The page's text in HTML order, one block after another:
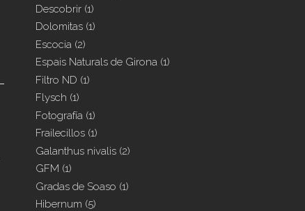
Descobrir (1)
Dolomitas (1)
Escocia (2)
Espais Naturals de Girona (1)
Filtro ND (1)
Flysch (1)
Fotografía (1)
Frailecillos (1)
Galanthus nivalis (2)
GFM (1)
Gradas de Soaso (1)
Hibernum (5)